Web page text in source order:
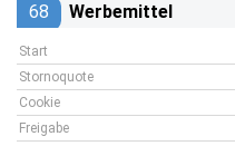
68 Werbemittel
Start
Stornoquote
Cookie
Freigabe